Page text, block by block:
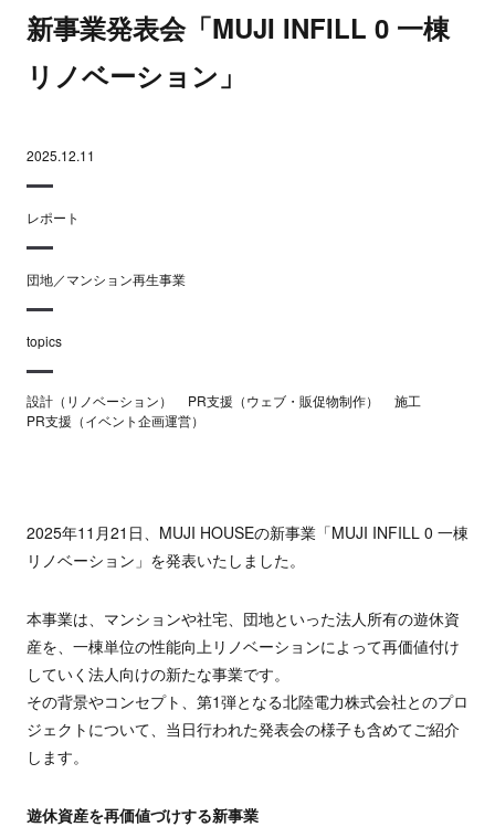
新事業発表会「MUJI INFILL 0 一棟
リノベーション」
2025.12.11
レポート
団地／マンション再生事業
topics
設計（リノベーション） PR支援（ウェブ・販促物制作）
施工
PR支援（イベント企画運営）
2025年11月21日、MUJI HOUSEの新事業「MUJI INFILL 0 一棟
リノベーション」を発表いたしました。
本事業は、マンションや社宅、団地といった法人所有の遊休資
産を、一棟単位の性能向上リノベーションによって再価値付け
していく法人向けの新たな事業です。
その背景やコンセプト、第1弾となる北陸電力株式会社とのプロ
ジェクトについて、当日行われた発表会の様子も含めてご紹介
します。
遊休資産を再価値づけする新事業